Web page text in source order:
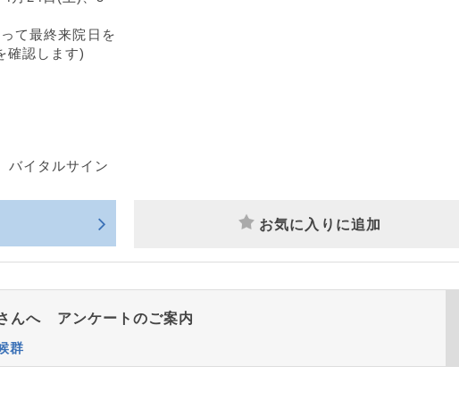
て最終来院日を
確認します)
バイタルサイン
お気に入りに追加
んへ アンケートのご案内
群